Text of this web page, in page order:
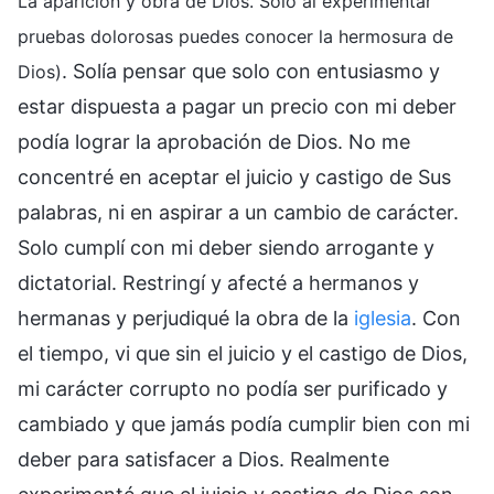
pruebas dolorosas puedes conocer la hermosura de
Dios). Solía pensar que solo con entusiasmo y
estar dispuesta a pagar un precio con mi deber
podía lograr la aprobación de Dios. No me
concentré en aceptar el juicio y castigo de Sus
palabras, ni en aspirar a un cambio de carácter.
Solo cumplí con mi deber siendo arrogante y
dictatorial. Restringí y afecté a hermanos y
hermanas y perjudiqué la obra de la iglesia. Con
el tiempo, vi que sin el juicio y el castigo de Dios,
mi carácter corrupto no podía ser purificado y
cambiado y que jamás podía cumplir bien con mi
deber para satisfacer a Dios. Realmente